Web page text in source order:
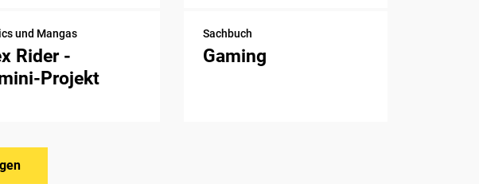
und Mangas
Rider -
Projekt
Sachbuch
Gaming